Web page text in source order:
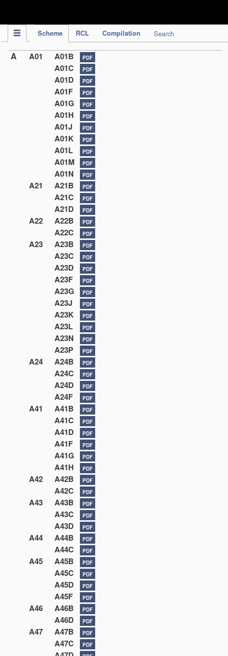
Scheme RCL Compilation Search
A A01 A01B PDF
A01C PDF
A01D PDF
A01F PDF
A01G PDF
A01H PDF
A01J PDF
A01K PDF
A01L PDF
A01M PDF
A01N PDF
A21 A21B PDF
A21C PDF
A21D PDF
A22 A22B PDF
A22C PDF
A23 A23B PDF
A23C PDF
A23D PDF
A23F PDF
A23G PDF
A23J PDF
A23K PDF
A23L PDF
A23N PDF
A23P PDF
A24 A24B PDF
A24C PDF
A24D PDF
A24F PDF
A41 A41B PDF
A41C PDF
A41D PDF
A41F PDF
A41G PDF
A41H PDF
A42 A42B PDF
A42C PDF
A43 A43B PDF
A43C PDF
A43D PDF
A44 A44B PDF
A44C PDF
A45 A45B PDF
A45C PDF
A45D PDF
A45F PDF
A46 A46B PDF
A46D PDF
A47 A47B PDF
A47C PDF